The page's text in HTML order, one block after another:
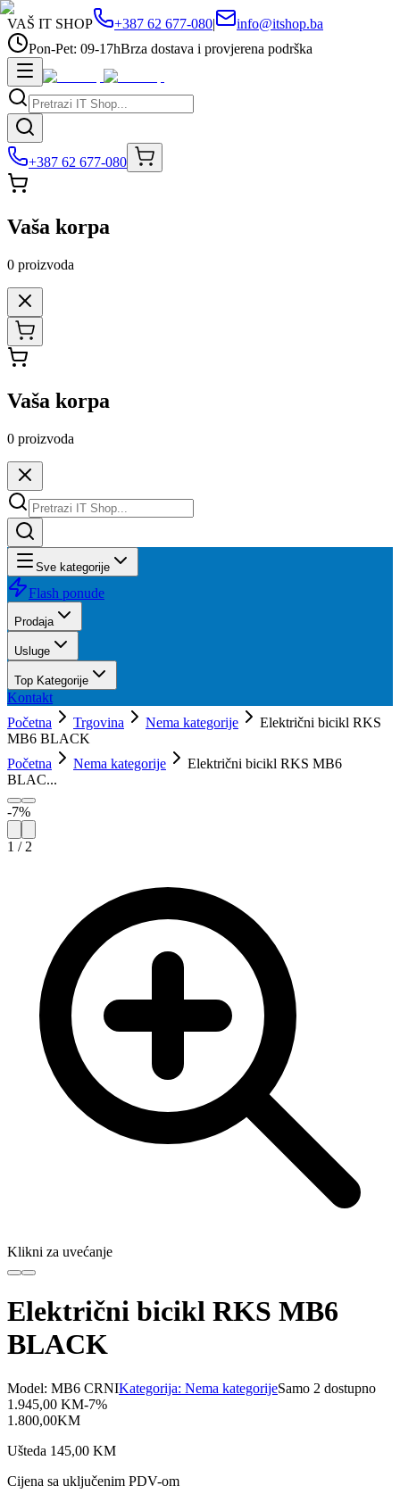
VAŠ IT SHOP +387 62 677-080|
info@itshop.ba
Pon-Pet: 09-17hBrza dostava i provjerena podrška
+387 62 677-080
Vaša korpa
0 proizvoda
Vaša korpa
0 proizvoda
Sve kategorije
Flash ponude
Prodaja
Usluge
Top Kategorije
Kontakt
Početna
Trgovina Nema kategorije
Električni bicikl RKS
MB6 BLACK
Početna
Nema kategorije
Električni bicikl RKS MB6
BLAC...
-7%
1 / 2
Klikni za uvećanje
Električni bicikl RKS MB6
BLACK
Model: MB6 CRNIKategorija: Nema kategorijeSamo 2 dostupno
1.945,00 KM-7%
1.800,00KM
Ušteda 145,00 KM
Cijena sa uključenim PDV-om